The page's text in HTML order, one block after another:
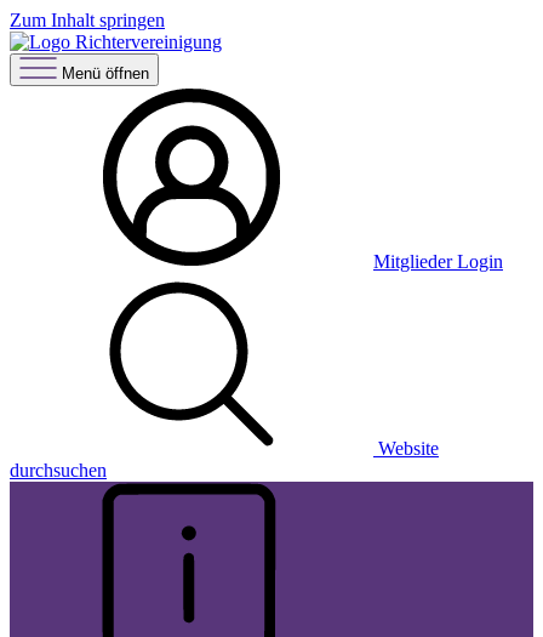
Zum Inhalt springen
Menü öffnen
Mitglieder Login
Website
durchsuchen